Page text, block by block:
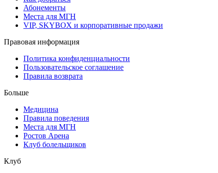
Абонементы
Места для МГН
VIP, SKYBOX и корпоративные продажи
Правовая информация
Политика конфиденциальности
Пользовательское соглашение
Правила возврата
Больше
Медицина
Правила поведения
Места для МГН
Ростов Арена
Клуб болельщиков
Клуб